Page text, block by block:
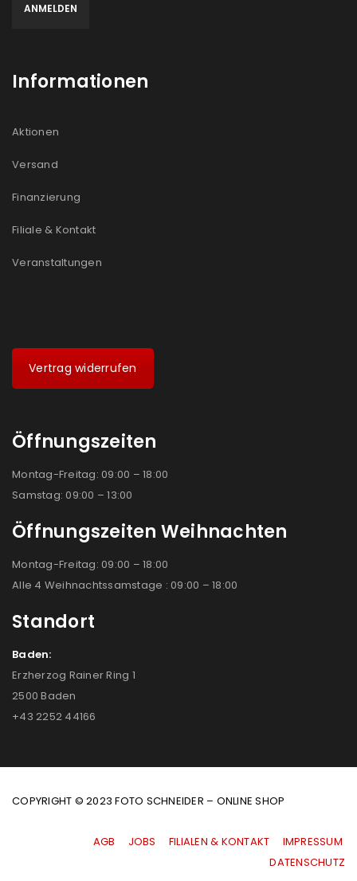
NEWSLETTER ABONNIEREN
Informationen
Aktionen
Versand
Finanzierung
Filiale & Kontakt
Veranstaltungen
Vertrag widerrufen
Öffnungszeiten
Montag-Freitag: 09:00 – 18:00
Samstag: 09:00 – 13:00
Öffnungszeiten Weihnachten
Montag-Freitag: 09:00 – 18:00
Alle 4 Weihnachtssamstage : 09:00 – 18:00
Standort
Baden:
Erzherzog Rainer Ring 1
2500 Baden
+43 2252 44166
COPYRIGHT © 2023 FOTO SCHNEIDER – ONLINE SHOP
AGB JOBS FILIALEN & KONTAKT
IMPRESSUM
|DATENSCHUTZ